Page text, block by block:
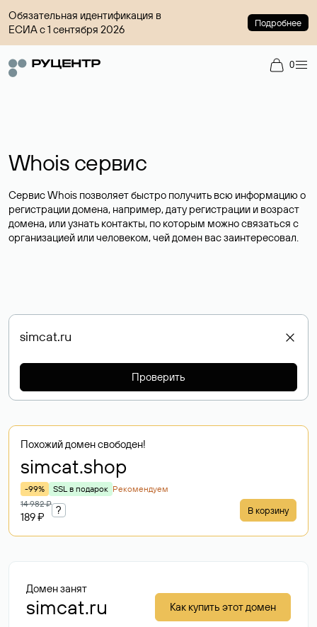
Обязательная идентификация в
ЕСИА с 1 сентября 2026
Подробнее
0
Whois сервис
Сервис Whois позволяет быстро получить всю информацию о
регистрации домена, например, дату регистрации и возраст
домена, или узнать контакты, по которым можно связаться с
организацией или человеком, чей домен вас заинтересовал.
Проверить
Похожий домен свободен!
simcat.shop
-99% SSL в подарок Рекомендуем
14 982 ₽
189 ₽
? В корзину
Домен занят
simcat.ru Как купить этот домен